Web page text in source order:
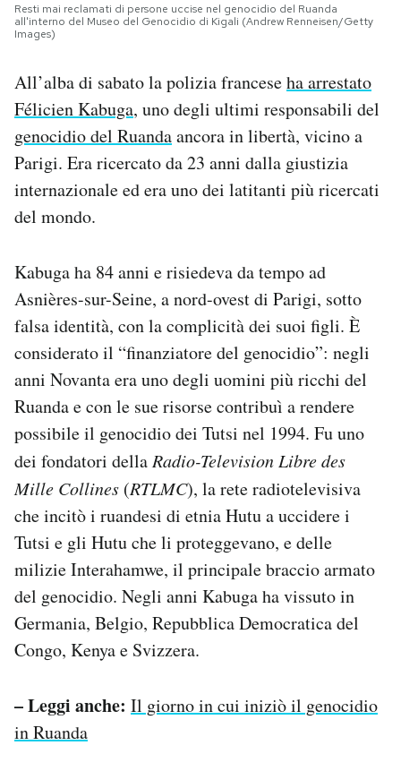
CALENDARIO
AREA PERSONALE
Newsletter
Regala il Post
Hai bisogno di aiuto?
Esci
Resti mai reclamati di persone uccise nel genocidio del Ruanda
all'interno del Museo del Genocidio di Kigali (Andrew Renneisen/Getty
Images)
All’alba di sabato la polizia franceseha arrestato
Félicien Kabuga, uno degli ultimi responsabili del
genocidio del Ruandaancora in libertà, vicino a
Parigi. Era ricercato da 23 anni dalla giustizia
internazionale ed era uno dei latitanti più ricercati
del mondo.
Kabuga ha 84 anni e risiedeva da tempo ad
Asnières-sur-Seine, a nord-ovest di Parigi, sotto
falsa identità, con la complicità dei suoi figli. È
considerato il “finanziatore del genocidio”: negli
anni Novanta era uno degli uomini più ricchi del
Ruanda e con le sue risorse contribuì a rendere
possibile il genocidio dei Tutsi nel 1994. Fu uno
dei fondatori della Radio-Television Libre des
Mille Collines (RTLMC), la rete radiotelevisiva
che incitò i ruandesi di etnia Hutu a uccidere i
Tutsi e gli Hutu che li proteggevano, e delle
milizie Interahamwe, il principale braccio armato
del genocidio. Negli anni Kabuga ha vissuto in
Germania, Belgio, Repubblica Democratica del
Congo, Kenya e Svizzera.
– Leggi anche: Il giorno in cui iniziò il genocidio
in Ruanda